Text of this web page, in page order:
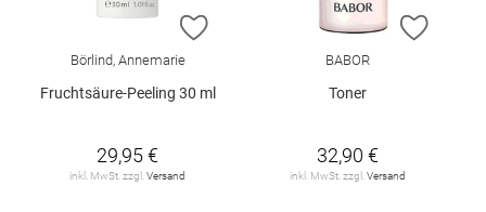
ZUR WUNSCHLISTE HINZUFÜGEN
Börlind, Annemarie
Fruchtsäure-Peeling 30 ml
29,95 €
inkl. MwSt. zzgl. Versand
ZUR
BABOR
Toner
32,90 €
inkl. MwSt. zzgl. Versand